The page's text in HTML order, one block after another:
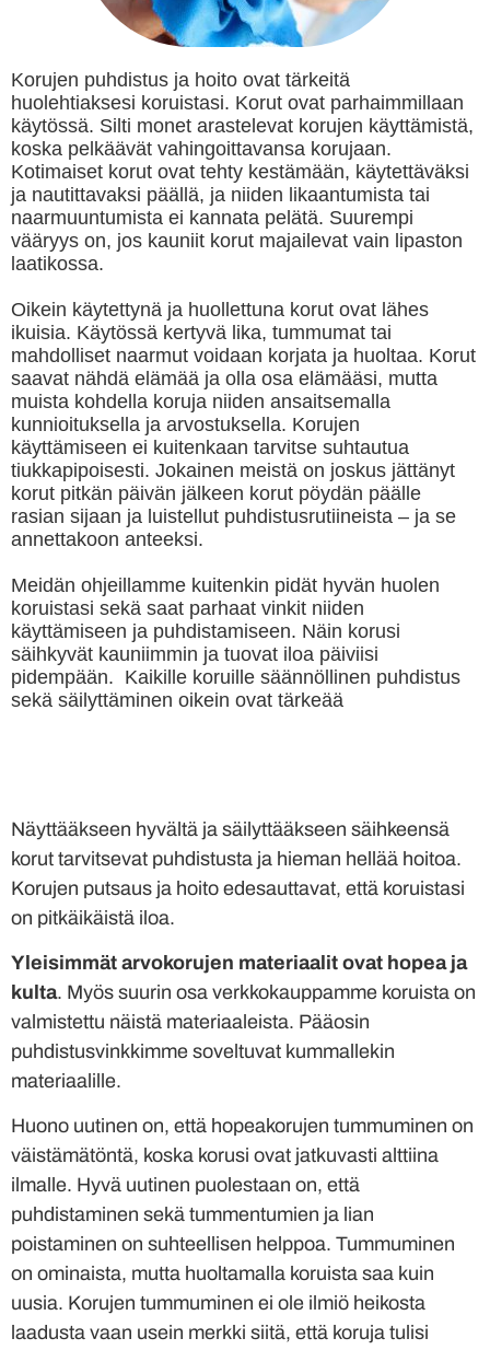
Korujen puhdistus ja hoito ovat tärkeitä
huolehtiaksesi koruistasi. Korut ovat parhaimmillaan
käytössä. Silti monet arastelevat korujen käyttämistä,
koska pelkäävät vahingoittavansa korujaan.
Kotimaiset korut ovat tehty kestämään, käytettäväksi
ja nautittavaksi päällä, ja niiden likaantumista tai
naarmuuntumista ei kannata pelätä. Suurempi
vääryys on, jos kauniit korut majailevat vain lipaston
laatikossa.
Oikein käytettynä ja huollettuna korut ovat lähes
ikuisia. Käytössä kertyvä lika, tummumat tai
mahdolliset naarmut voidaan korjata ja huoltaa. Korut
saavat nähdä elämää ja olla osa elämääsi, mutta
muista kohdella koruja niiden ansaitsemalla
kunnioituksella ja arvostuksella. Korujen
käyttämiseen ei kuitenkaan tarvitse suhtautua
tiukkapipoisesti. Jokainen meistä on joskus jättänyt
korut pitkän päivän jälkeen korut pöydän päälle
rasian sijaan ja luistellut puhdistusrutiineista – ja se
annettakoon anteeksi.
Meidän ohjeillamme kuitenkin pidät hyvän huolen
koruistasi sekä saat parhaat vinkit niiden
käyttämiseen ja puhdistamiseen. Näin korusi
säihkyvät kauniimmin ja tuovat iloa päiviisi
pidempään. Kaikille koruille säännöllinen puhdistus
sekä säilyttäminen oikein ovat tärkeää
Näyttääkseen hyvältä ja säilyttääkseen säihkeensä
korut tarvitsevat puhdistusta ja hieman hellää hoitoa.
Korujen putsaus ja hoito edesauttavat, että koruistasi
on pitkäikäistä iloa.
Yleisimmät arvokorujen materiaalit ovat hopea ja
kulta. Myös suurin osa verkkokauppamme koruista on
valmistettu näistä materiaaleista. Pääosin
puhdistusvinkkimme soveltuvat kummallekin
materiaalille.
Huono uutinen on, että hopeakorujen tummuminen on
väistämätöntä, koska korusi ovat jatkuvasti alttiina
ilmalle. Hyvä uutinen puolestaan on, että
puhdistaminen sekä tummentumien ja lian
poistaminen on suhteellisen helppoa. Tummuminen
on ominaista, mutta huoltamalla koruista saa kuin
uusia. Korujen tummuminen ei ole ilmiö heikosta
laadusta vaan usein merkki siitä, että koruja tulisi